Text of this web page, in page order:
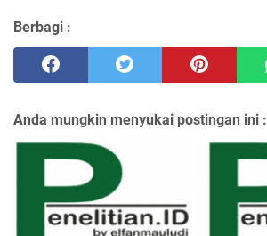
Berbagi :
Anda mungkin menyukai postingan ini :